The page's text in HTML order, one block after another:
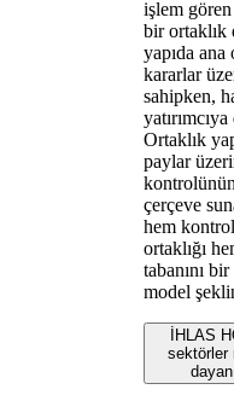
işlem gören
bir ortaklık
yapıda
kararlar
sahipken,
Ortaklık
paylar
çerçeve
hem
ortaklığı
tabanını
model
İHLAS
sektörler